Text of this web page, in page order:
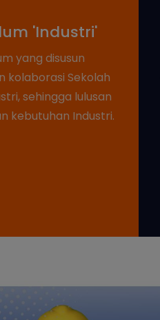
'Industri'
yang disusun
kolaborasi Sekolah
sehingga lulusan
kebutuhan Industri.